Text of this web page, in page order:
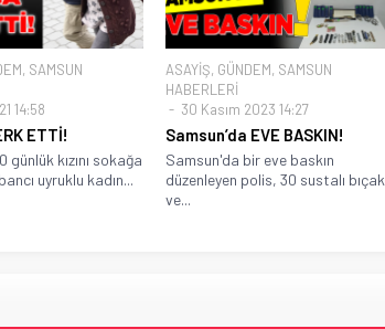
, SAMSUN
14:58
ETTİ!
günlük kızını sokağa
uyruklu kadın...
ASAYİŞ, GÜNDEM, SAMSUN
HABERLERİ
30 Kasım 2023 14:27
Samsun’da EVE BASKIN!
Samsun'da bir eve baskın
düzenleyen polis, 30 sustalı bıçak
ve...